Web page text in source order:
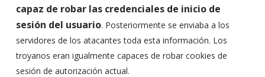
capaz de robar las credenciales de inicio de
sesión del usuario. Posteriormente se enviaba a los
servidores de los atacantes toda esta información. Los
troyanos eran igualmente capaces de robar cookies de
sesión de autorización actual.